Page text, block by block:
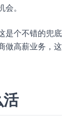
。
是个不错的兜底
做高薪业务，这
活